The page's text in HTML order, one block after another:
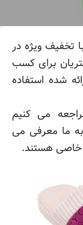
تخفیف ویژه در
برای کسب
شده استفاده
می کنیم
ما معرفی می
خاصی هستند.